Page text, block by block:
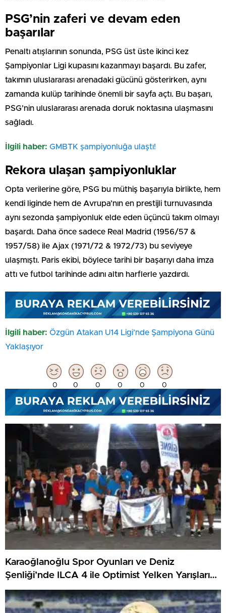
PSG’nin zaferi ve devam eden
başarılar
Penaltı atışlarının sonunda, PSG üst üste ikinci kez
Şampiyonlar Ligi kupasını kazanmayı başardı. Bu zafer,
takımın uluslararası arenadaki gücünü gösterirken, aynı
zamanda kulüp tarihinde önemli bir sayfa açtı. Bu başarı,
PSG’nin uluslararası arenada doruk noktasına ulaşmasını
sağladı.
İlgili haber: GMBTK şampiyonluğa ulaştı!
Rekora ulaşan şampiyonluklar
Opta verilerine göre, PSG bu müthiş başarıyla birlikte, hem
kendi liginde hem de Avrupa’nın en prestijli turnuvasında
aynı sezonda şampiyonluk elde eden üçüncü takım olmayı
başardı. Daha önce sadece Real Madrid (1956/57 &
1957/58) ile Ajax (1971/72 & 1972/73) bu seviyeye
ulaşmıştı. Paris ekibi, böylece tarihi bir başarıyı daha imza
attı ve futbol tarihinde adını altın harflerle yazdırdı.
İlgili haber: Özgün Atakan U14 Ligi’nde Şampiyona Günü
Yaklaşıyor
0 0 0 0 0 0
Karaoğlanoğlu Spor Oyunları ve Deniz
Şenliği’nde ILCA 4 ile Optimist Yelken Yarışları
Tamamlandı